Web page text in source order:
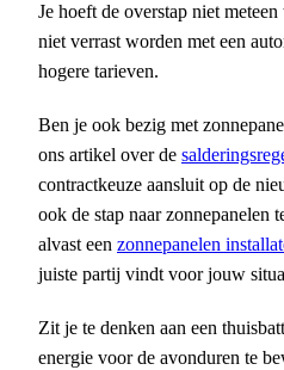
Je hoeft de overstap niet
niet verrast worden met een
hogere tarieven.
Ben je ook bezig met
ons artikel over de
contractkeuze aansluit op de
ook de stap naar zonnepanelen
alvast een zonnepanelen
juiste partij vindt voor jouw
Zit je te denken aan een
energie voor de avonduren te